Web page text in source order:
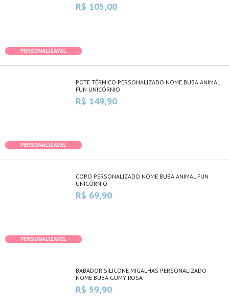
R$ 105,00
PERSONALIZÁVEL
POTE TÉRMICO PERSONALIZADO NOME BUBA ANIMAL
FUN UNICÓRNIO
R$ 149,90
PERSONALIZÁVEL
COPO PERSONALIZADO NOME BUBA ANIMAL FUN
UNICÓRNIO
R$ 69,90
PERSONALIZÁVEL
BABADOR SILICONE MIGALHAS PERSONALIZADO
NOME BUBA GUMY ROSA
R$ 59,90